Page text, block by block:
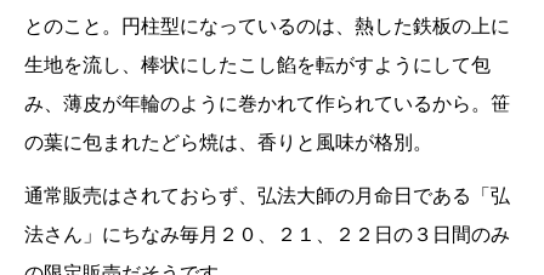
とのこと。円柱型になっているのは、熱した鉄板の上に
生地を流し、棒状にしたこし餡を転がすようにして包
み、薄皮が年輪のように巻かれて作られているから。笹
の葉に包まれたどら焼は、香りと風味が格別。
通常販売はされておらず、弘法大師の月命日である「弘
法さん」にちなみ毎月２０、２１、２２日の３日間のみ